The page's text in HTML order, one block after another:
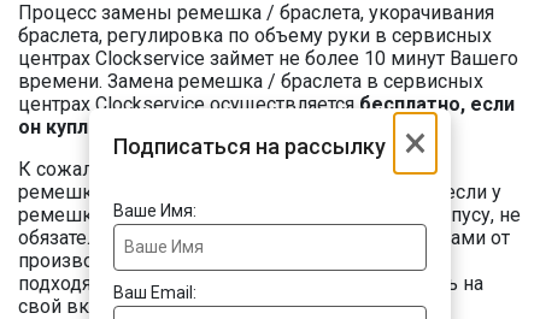
×
Подписаться на рассылку
Ваше Имя:
Ваш Email:
Процесс замены ремешка / браслета, укорачивания
браслета, регулировка по объему руки в сервисных
центрах Clockservice займет не более 10 минут Вашего
времени. Замена ремешка / браслета в сервисных
центрах Clockservice осуществляется бесплатно, если
он куплен у нас
К сожалению, мы не продаем оригинальных
ремешков и браслетов для часов Elle Time. Но если у
ремешка Ваших часов прямое крепление к корпусу, не
обязательно ограничивать свой выбор ремешками от
производителя. Вы можете выбрать любой
подходящий по размеру универсальный ремень на
свой вкус.